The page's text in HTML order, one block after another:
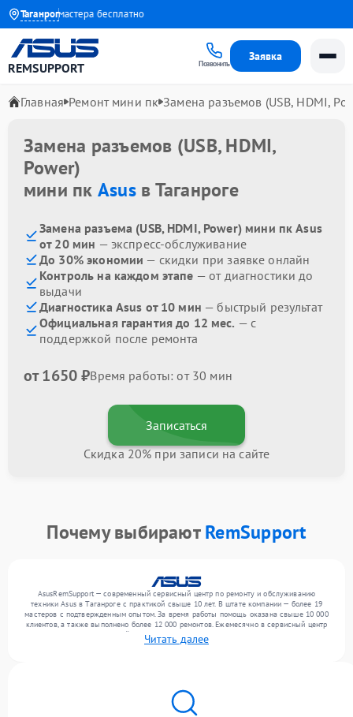
Таганрог
Выезд мастера бесплатно
REMSUPPORT Позвонить
Заявка
Главная Ремонт мини пк Замена разъемов (USB, HDMI,
Замена разъемов (USB, HDMI,
Power)
мини пк Asusв Таганроге
Замена разъема (USB, HDMI, Power) мини пк Asus
от 20 мин — экспресс-обслуживание
До 30% экономии — скидки при заявке онлайн
Контроль на каждом этапе — от диагностики до
выдачи
Диагностика Asus от 10 мин — быстрый результат
Официальная гарантия до 12 мес. — с
поддержкой после ремонта
от 1650 ₽Время работы: от 30 мин
Записаться
Скидка 20% при записи на сайте
Почему выбираютRemSupport
AsusRemSupport — современный сервисный центр по ремонту и обслуживанию
техники Asus в Таганроге с практикой свыше 10 лет. В штате компании — более 19
мастеров с подтвержденным опытом. За время работы помощь оказана свыше 10 000
клиентов, а также выполнено более 12 000 ремонтов. Ежемесячно в сервисный центр
поступает от 300 устройств, включая , , . Мы работаем с широким спектром
неисправностей и поддерживаем высокий стандарт качества благодаря отлаженным
Читать далее